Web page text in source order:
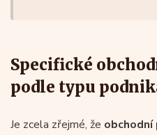
Specifické
podle typu
Je zcela zřejmé, že